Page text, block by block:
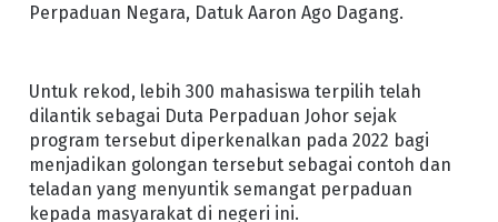
Perpaduan Negara, Datuk Aaron Ago Dagang.
Untuk rekod, lebih 300 mahasiswa terpilih telah
dilantik sebagai Duta Perpaduan Johor sejak
program tersebut diperkenalkan pada 2022 bagi
menjadikan golongan tersebut sebagai contoh dan
teladan yang menyuntik semangat perpaduan
kepada masyarakat di negeri ini.